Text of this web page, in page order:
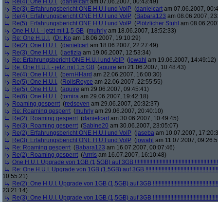
Re(4): One H.U.I. (danielcart am 07.06.2007, 00:43:49)
Re(3): Erfahrungsbericht ONE H.U.I und VoIP (danielcart am 07.06.2007,
Re(4): Erfahrungsbericht ONE H.U.I und VoIP (Babara123 am 08.06.2007,
Re(5): Erfahrungsbericht ONE H.U.I und VoIP (Plötzlicher Stuhl am
One H.U.I. - jetzt mit 1,5 GB (muhrly am 18.06.2007, 18:52:33)
Re: One H.U.I. (Dr. Ko am 18.06.2007, 19:10:29)
Re(2): One H.U.I. (danielcart am 18.06.2007, 22:27:49)
Re(3): One H.U.I. ( laetizia am 19.06.2007, 12:53:34)
Re: Erfahrungsbericht ONE H.U.I und VoIP (jowahl am 19.06.2007, 14:49:12)
Re: One H.U.I. - jetzt mit 1,5 GB (aguire am 21.06.2007, 10:48:43)
Re(4): One H.U.I. (bernHHard am 22.06.2007, 16:00:30)
Re(5): One H.U.I. (RollsRoyce am 22.06.2007, 22:55:55)
Re(5): One H.U.I. (aguire am 29.06.2007, 09:45:41)
Re(6): One H.U.I. (tomira am 29.06.2007, 19:42:18)
Roaming gesperrt (redseven am 29.06.2007, 20:32:37)
Re: Roaming gesperrt (muhrly am 29.06.2007, 20:40:10)
Re(2): Roaming gesperrt (danielcart am 30.06.2007, 10:49:45)
Re(3): Roaming gesperrt (Sabine20 am 30.06.2007, 23:05:07)
Re(2): Erfahrungsbericht ONE H.U.I und VoIP (jaseba am 10.07.2007,
Re(3): Erfahrungsbericht ONE H.U.I und VoIP (jowahl am 11.07.2007,
Re: Roaming gesperrt (Babara123 am 16.07.2007, 00:07:46)
Re(2): Roaming gesperrt (Arrris am 16.07.2007, 16:10:48)
One H.U.I. Upgrade von 1GB (1,5GB) auf 3GB
Re: One H.U.I. Upgrade von 1GB (1,5GB) auf 3GB
10:55:21)
Re(2): One H.U.I. Upgrade von 1GB (1,5GB) auf 3GB
23:21:14)
Re(3): One H.U.I. Upgrade von 1GB (1,5GB) auf 3GB